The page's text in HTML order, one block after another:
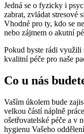
Jedná se o fyzicky i
zabrat, zvládat stresové
Vhodné pro ty, kdo se
nebo zájmem o akutní
Pokud byste rádi využili
kvalitní péče pro naše
Co u nás
Vaším úkolem bude
velkou částí náplně
ošetřovatelské péče a v
hygienu Vašeho